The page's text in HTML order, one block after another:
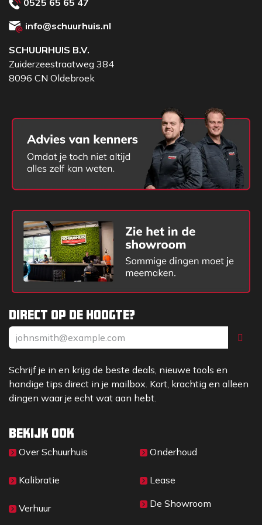
Direct op de hoogte?
Schrijf je in en krijg de beste deals, nieuwe tools en
handige tips direct in je mailbox. Kort, krachtig en alleen
dingen waar je echt wat aan hebt.
Bekijk ook
Over Sc​huurhuis
Kalibratie
Verhuur
Onderhoud
Lease
De Showroom
0525 65 65 47
info@schuurhuis.nl
SCHUURHUIS B.V.
Zuiderzeestraatweg 384
8096 CN Oldebroek